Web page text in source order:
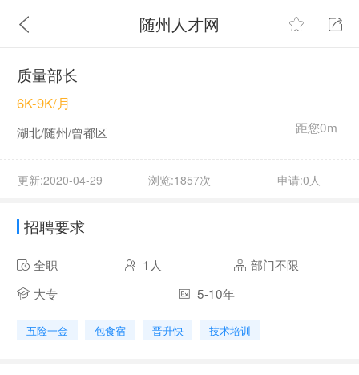
随州人才网
质量部长
距您0m
6K-9K/月
湖北/随州/曾都区
更新:2020-04-29 浏览:1857次 申请:0人
招聘要求
全职 1人
部门不限
大专
5-10年
五险一金 包食宿 晋升快 技术培训